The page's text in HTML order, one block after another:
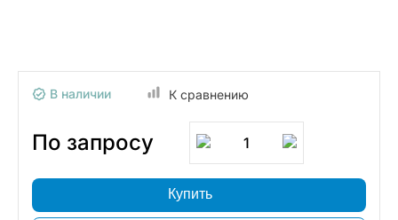
В наличии К сравнению
По запросу 1
Купить